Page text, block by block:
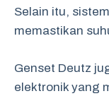
Selain itu,
memastikan
Genset Deutz
elektronik yang